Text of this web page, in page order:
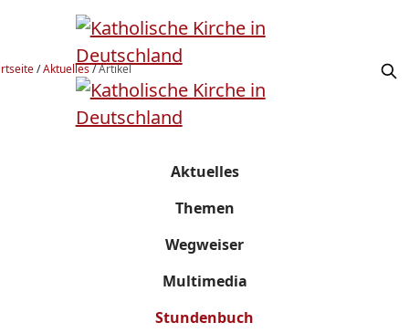
/Aktuelles/Artikel
Aktuelles
Themen
Wegweiser
Multimedia
Stundenbuch